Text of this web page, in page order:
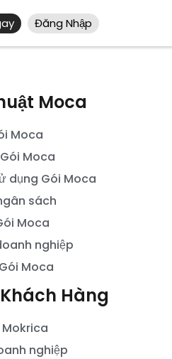
Đăng Nhập
Moca
Moca
Moca
dụng Gói Moca
sách
Moca
nghiệp
Moca
Hàng
Mokrica
nghiệp